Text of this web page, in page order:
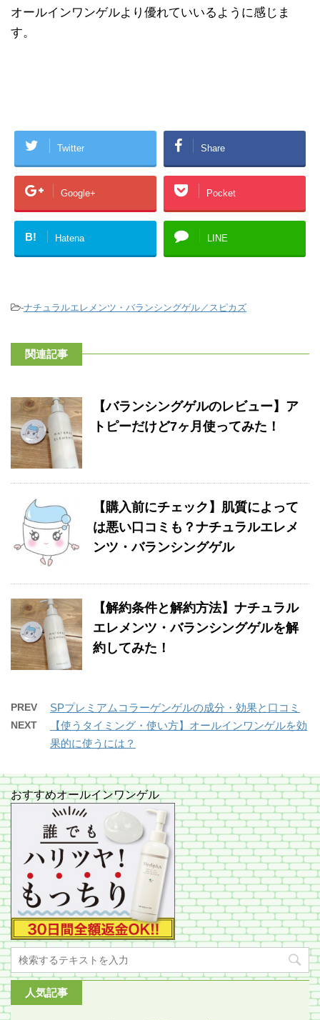
オールインワンゲルより優れていいるように感じま
す。
Twitter Share
Google+ Pocket
B! Hatena LINE
-ナチュラルエレメンツ・バランシングゲル／スピカズ
関連記事
【バランシングゲルのレビュー】ア
トピーだけど7ヶ月使ってみた！
【購入前にチェック】肌質によって
は悪い口コミも？ナチュラルエレメ
ンツ・バランシングゲル
【解約条件と解約方法】ナチュラル
エレメンツ・バランシングゲルを解
約してみた！
PREV SPプレミアムコラーゲンゲルの成分・効果と口コミ
NEXT
【使うタイミング・使い方】オールインワンゲルを効
果的に使うには？
おすすめオールインワンゲル
人気記事